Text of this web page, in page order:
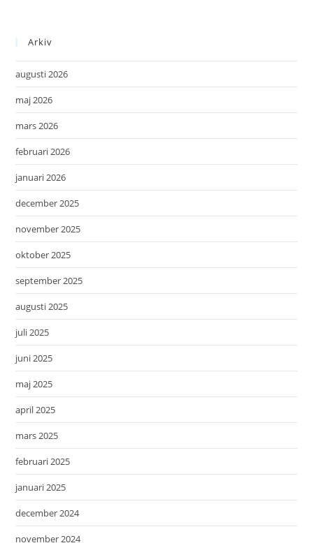
Arkiv
augusti 2026
maj 2026
mars 2026
februari 2026
januari 2026
december 2025
november 2025
oktober 2025
september 2025
augusti 2025
juli 2025
juni 2025
maj 2025
april 2025
mars 2025
februari 2025
januari 2025
december 2024
november 2024